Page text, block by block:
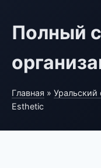
Полный
Главная » Уральский
Esthetic